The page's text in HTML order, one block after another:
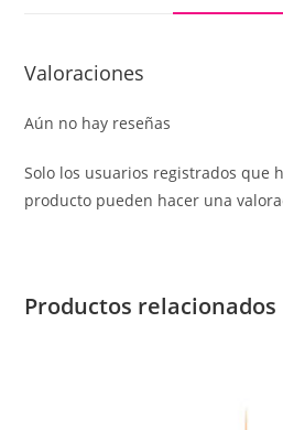
Valoraciones
Aún no hay reseñas
Solo los usuarios registrados que
producto pueden hacer una
Productos relacionados